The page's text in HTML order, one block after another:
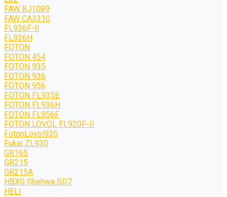
FAW BJ1089
FAW CA3310
FL936F-II
FL936H
FOTON
FOTON 454
FOTON 935
FOTON 936
FOTON 956
FOTON FL935E
FOTON FL936H
FOTON FL956F
FOTON LOVOL FL920F-II
FotonLovol935
Fukai ZL930
GR165
GR215
GR215A
HBXG Shehwa SD7
HELI